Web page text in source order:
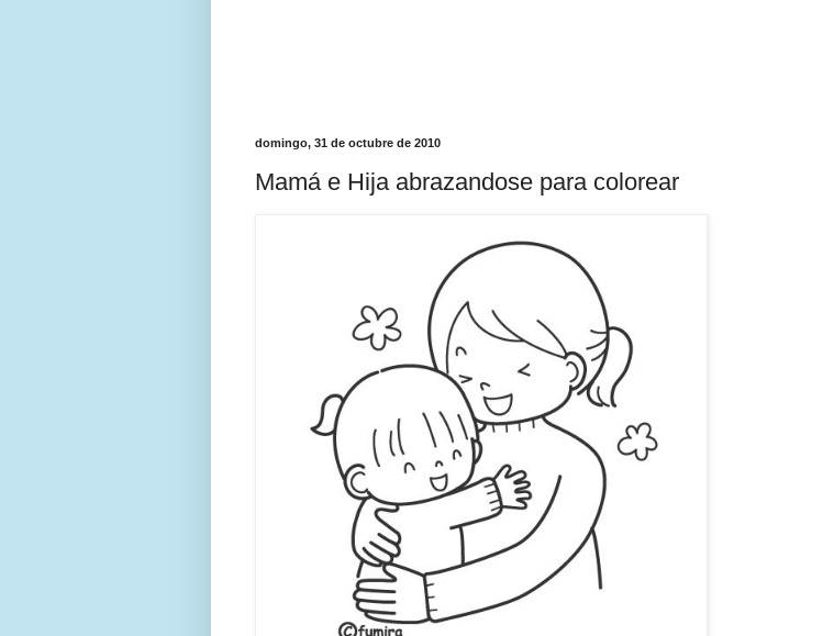
domingo, 31 de octubre de 2010
Mamá e Hija abrazandose para colorear